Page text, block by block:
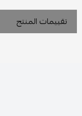
تقييمات المنتج